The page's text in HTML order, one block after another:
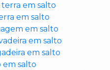
terra em salto
em salto
em salto
em salto
em salto
em salto